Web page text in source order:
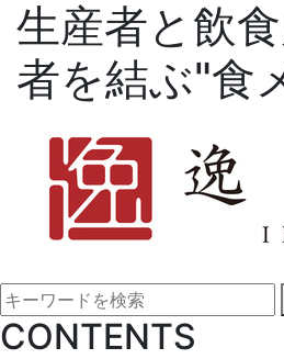
生産者と飲
者を結ぶ"食
CONTENTS